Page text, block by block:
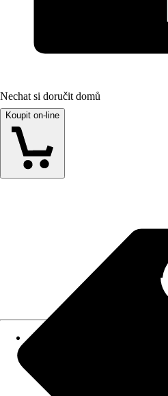
Nechat si doručit domů
Koupit on-line